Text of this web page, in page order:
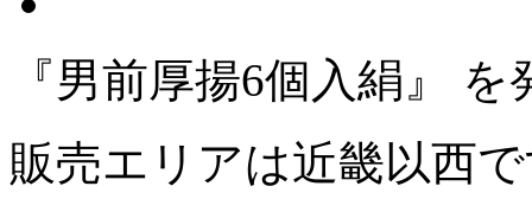
『男前厚揚6個入絹』
販売エリアは近畿以西